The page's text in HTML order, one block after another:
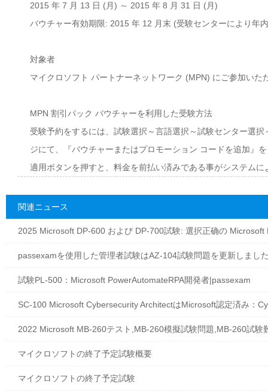
2015 年 7 月 13 日 (月) ～ 2015 年 8 月 31 日 (月)
バウチャー有効期限: 2015 年 12 月末 (受験センターにより年
対象者
マイクロソフト パートナーネットワーク (MPN) にご参加いた
MPN 割引パック バウチャーを利用した受験方法
受験予約をするには、試験選択～言語選択～試験センター選
ジにて、『バウチャーまたはプロモーション コードを追加』
適用ボタンを押すと、料金を前払い済みである事がシステムに
関連ニュース
2025 Microsoft DP-600 および DP-700試験: 選択正确の Microsoft
passexamを使用した管理者試験はAZ-104試験問題を更新しまし
試験PL-500：Microsoft PowerAutomateRPA開発者|passexam
SC-100 Microsoft Cyber​​security ArchitectはMicrosoft認定済み：
2022 Microsoft MB-260テスト,MB-260模擬試験問題,MB-260試
マイクロソフトの終了予定試験概要
マイクロソフトの終了予定試験